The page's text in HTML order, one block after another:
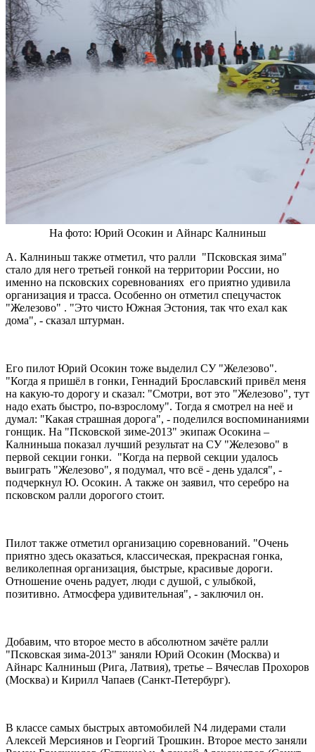
На фото: Юрий Осокин и Айнарс Калниньш
А. Калниньш также отметил, что ралли "Псковская зима"
стало для него третьей гонкой на территории России, но
именно на псковских соревнованиях его приятно удивила
организация и трасса. Особенно он отметил спецучасток
"Железово" . "Это чисто Южная Эстония, так что ехал как
дома", - сказал штурман.
Его пилот Юрий Осокин тоже выделил СУ "Железово".
"Когда я пришёл в гонки, Геннадий Брославский привёл меня
на какую-то дорогу и сказал: "Смотри, вот это "Железово", тут
надо ехать быстро, по-взрослому". Тогда я смотрел на неё и
думал: "Какая страшная дорога", - поделился воспоминаниями
гонщик. На "Псковской зиме-2013" экипаж Осокина –
Калниньша показал лучший результат на СУ "Железово" в
первой секции гонки. "Когда на первой секции удалось
выиграть "Железово", я подумал, что всё - день удался", -
подчеркнул Ю. Осокин. А также он заявил, что серебро на
псковском ралли дорогого стоит.
Пилот также отметил организацию соревнований. "Очень
приятно здесь оказаться, классическая, прекрасная гонка,
великолепная организация, быстрые, красивые дороги.
Отношение очень радует, люди с душой, с улыбкой,
позитивно. Атмосфера удивительная", - заключил он.
Добавим, что второе место в абсолютном зачёте ралли
"Псковская зима-2013" заняли Юрий Осокин (Москва) и
Айнарс Калниньш (Рига, Латвия), третье – Вячеслав Прохоров
(Москва) и Кирилл Чапаев (Санкт-Петербург).
В классе самых быстрых автомобилей N4 лидерами стали
Алексей Мерсиянов и Георгий Трошкин. Второе место заняли